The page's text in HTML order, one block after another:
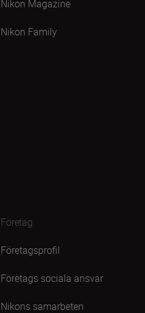
Nikon Magazine
Nikon Family
Företag
Företagsprofil
Företags sociala ansvar
Nikons samarbeten